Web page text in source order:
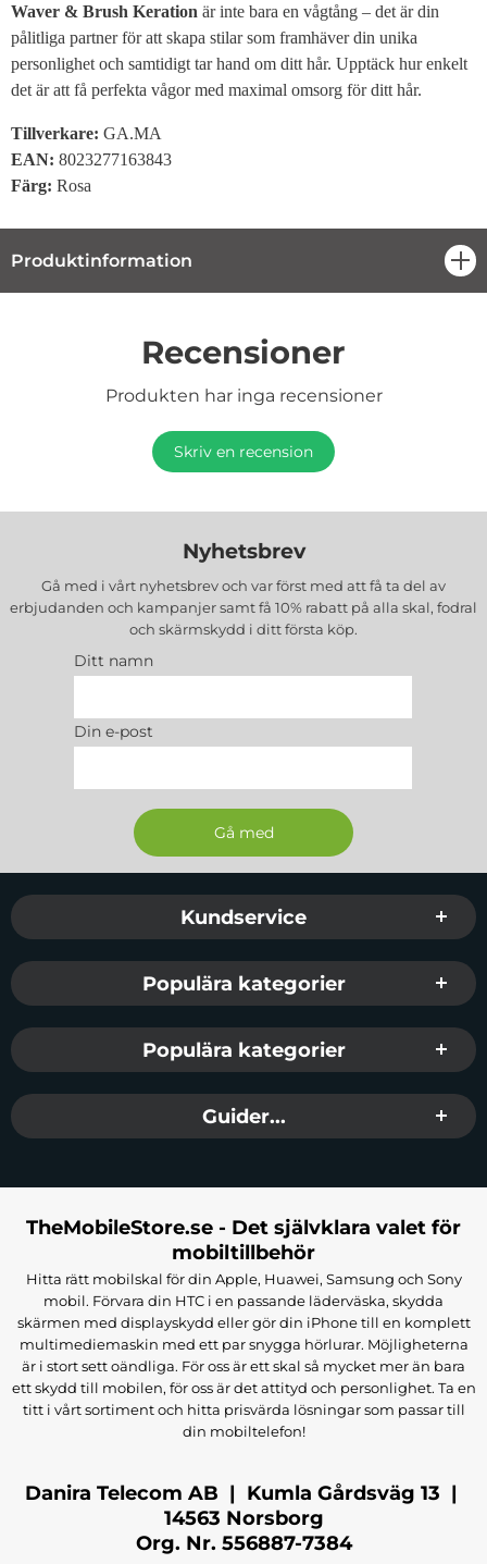
Waver & Brush Keration är inte bara en vågtång – det är din
pålitliga partner för att skapa stilar som framhäver din unika
personlighet och samtidigt tar hand om ditt hår. Upptäck hur enkelt
det är att få perfekta vågor med maximal omsorg för ditt hår.
Tillverkare: GA.MA
EAN: 8023277163843
Färg: Rosa
Produktinformation
Recensioner
Produkten har inga recensioner
Skriv en recension
Nyhetsbrev
Gå med i vårt nyhetsbrev och var först med att få ta del av
erbjudanden och kampanjer samt få 10% rabatt på alla skal, fodral
och skärmskydd i ditt första köp.
Ditt namn
Din e-post
Sidfot Blandad info och länkar
Kundservice
Populära kategorier
Populära kategorier
Guider...
TheMobileStore.se - Det självklara valet för
mobiltillbehör
Hitta rätt mobilskal för din Apple, Huawei, Samsung och Sony
mobil. Förvara din HTC i en passande läderväska, skydda
skärmen med displayskydd eller gör din iPhone till en komplett
multimediemaskin med ett par snygga hörlurar. Möjligheterna
är i stort sett oändliga. För oss är ett skal så mycket mer än bara
ett skydd till mobilen, för oss är det attityd och personlighet. Ta en
titt i vårt sortiment och hitta prisvärda lösningar som passar till
din mobiltelefon!
Danira Telecom AB | Kumla Gårdsväg 13 |
14563 Norsborg
Org. Nr. 556887-7384